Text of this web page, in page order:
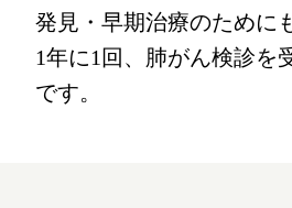
発見・早期治療のために
1年に1回、肺がん検診を
です。